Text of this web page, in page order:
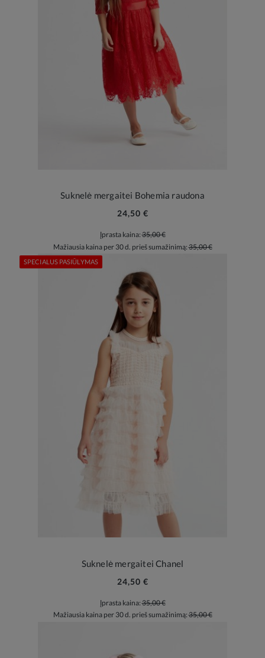
Suknelė mergaitei Bohemia raudona
24,50 €
Įprasta kaina:35,00 €
Mažiausia kaina per 30 d. prieš sumažinimą:35,00 €
Suknelė mergaitei Chanel
24,50 €
Įprasta kaina:35,00 €
Mažiausia kaina per 30 d. prieš sumažinimą:35,00 €
SPECIALUS PASIŪLYMAS